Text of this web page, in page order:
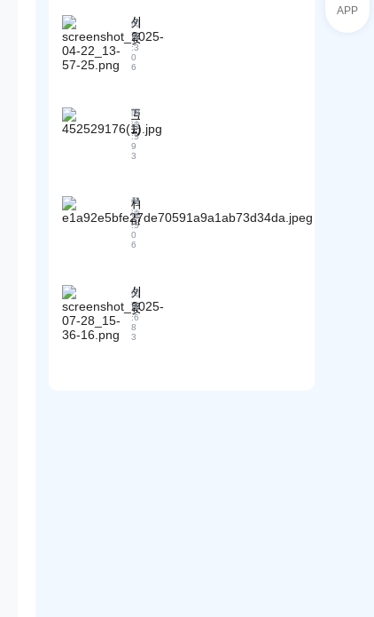
据
的
深
度
竞
争
力
的
秘
诀
！
海
关
数
据
+
实
战
指
零
成
本
挖
掘
采
购
要
产
品
目
么
处
理
？
发
目
录
”
拿
订
单
”
外
贸
人
速
这
2
1
个
判
雷
区
我
至
少
踩
过
阅
读
:3
0
6
互
动
问
答
解
答
新
人
同
贸
易
术
阅
读
:5
9
3
样
品
包
装
式
有
几
种
阅
读
:5
0
6
外
贸
客
户
阅
读
:6
8
3
APP